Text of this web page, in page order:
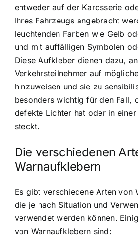
entweder auf der Karosserie
Ihres Fahrzeugs angebracht
leuchtenden Farben wie Gelb
und mit auffälligen Symbolen
Diese Aufkleber dienen dazu,
Verkehrsteilnehmer auf
hinzuweisen und sie zu
besonders wichtig für den Fall,
defekte Lichter hat oder in
steckt.
Die verschiedenen
Warnaufklebern
Es gibt verschiedene Arten von
die je nach Situation und
verwendet werden können.
von Warnaufklebern sind: